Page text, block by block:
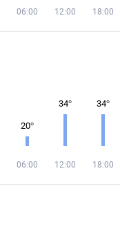
06:00 12:00 18:00
20°
06:00
34°
12:00
34°
18:00